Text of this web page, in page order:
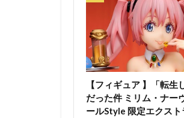
【フィギュア 】「転生
だった件 ミリム・ナー
ールStyle 限定エクス